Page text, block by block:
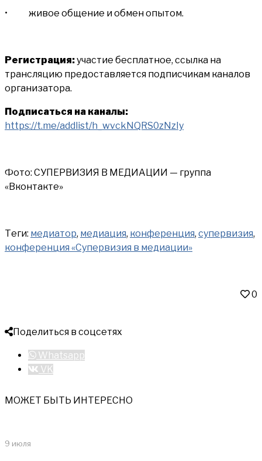
• живое общение и обмен опытом.
Регистрация:участие бесплатное, ссылка на
трансляцию предоставляется подписчикам каналов
организатора.
Подписаться на каналы:
https://t.me/addlist/h_wvckNQRS0zNzIy
Фото: СУПЕРВИЗИЯ В МЕДИАЦИИ — группа
«Вконтакте»
Теги: медиатор, медиация, конференция, супервизия,
конференция «Супервизия в медиации»
0
Поделиться в соцсетях
Whatsapp
VK
МОЖЕТ БЫТЬ ИНТЕРЕСНО
9 июля